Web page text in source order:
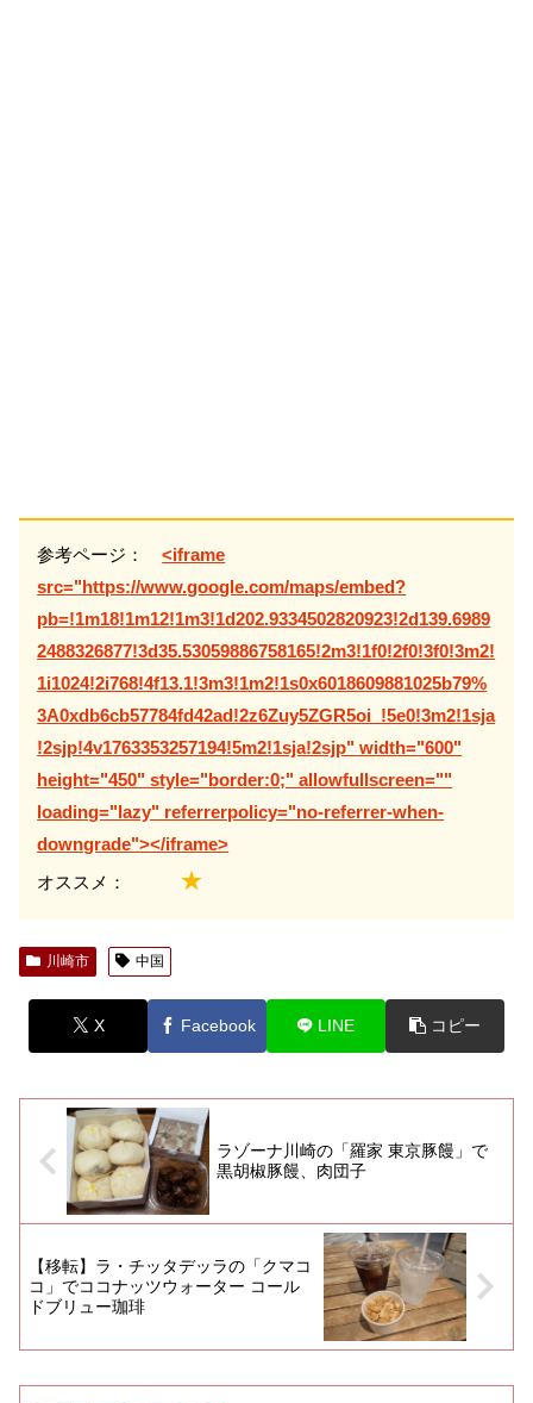
参考ページ：<iframe
src="https://www.google.com/maps/embed?
pb=!1m18!1m12!1m3!1d202.9334502820923!2d139.6989
2488326877!3d35.53059886758165!2m3!1f0!2f0!3f0!3m2!
1i1024!2i768!4f13.1!3m3!1m2!1s0x6018609881025b79%
3A0xdb6cb57784fd42ad!2z6Zuy5ZGR5oi_!5e0!3m2!1sja
!2sjp!4v1763353257194!5m2!1sja!2sjp" width="600"
height="450" style="border:0;" allowfullscreen=""
loading="lazy" referrerpolicy="no-referrer-when-
downgrade"></iframe>
オススメ： ★
川崎市 中国
X Facebook LINE コピー
ラゾーナ川崎の「羅家 東京豚饅」で
黒胡椒豚饅、肉団子
【移転】ラ・チッタデッラの「クマコ
コ」でココナッツウォーター コール
ドブリュー珈琲